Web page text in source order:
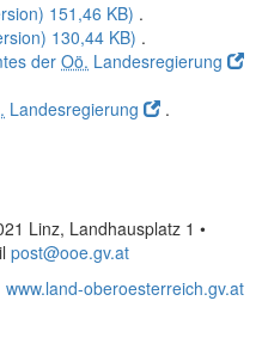
151,46 KB) .
130,44 KB) .
der Oö. Landesregierung
Landesregierung
.
Linz, Landhausplatz 1 •
post@ooe.gv.at
www.land-oberoesterreich.gv.at